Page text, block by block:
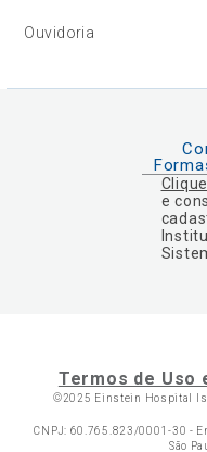
Ouvidoria
e
Termos de Uso
©2025 Einstein Hospital
CNPJ: 60.765.823/0001-30 -
São